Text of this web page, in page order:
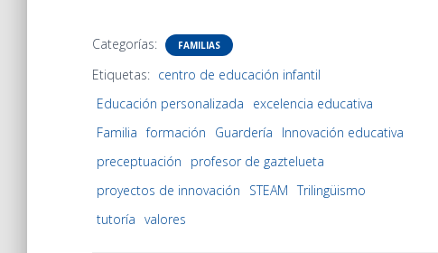
Categorías: FAMILIAS
Etiquetas: centro de educación infantil
Educación personalizada
excelencia educativa
Familia formación Guardería
Innovación educativa
preceptuación
profesor de gaztelueta
proyectos de innovación
STEAM Trilingüismo
tutoría valores